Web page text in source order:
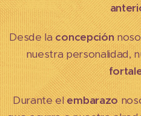
Desde la concepción
nuestra personalidad,
Durante elembarazo